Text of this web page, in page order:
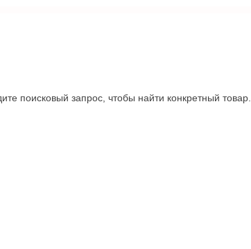
поисковый запрос, чтобы найти конкретный товар.